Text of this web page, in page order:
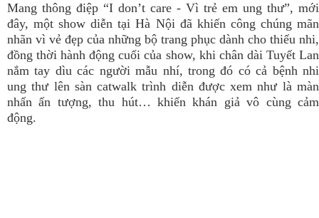
Mang thông điệp “I don’t care - Vì trẻ em ung thư”, mới
đây, một show diễn tại Hà Nội đã khiến công chúng mãn
nhãn vì vẻ đẹp của những bộ trang phục dành cho thiếu nhi,
đồng thời hành động cuối của show, khi chân dài Tuyết Lan
nắm tay dìu các người mẫu nhí, trong đó có cả bệnh nhi
ung thư lên sàn catwalk trình diễn được xem như là màn
nhấn ấn tượng, thu hút… khiến khán giả vô cùng cảm
động.